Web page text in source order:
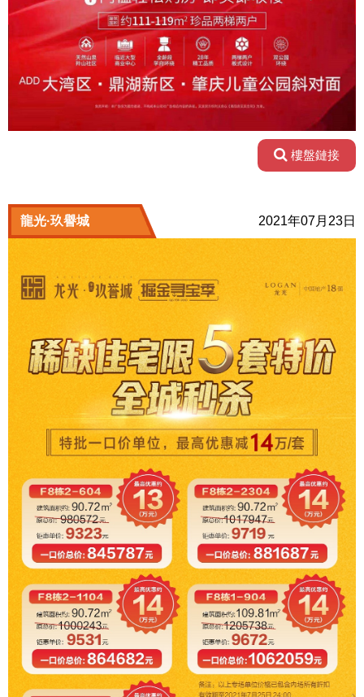
樓盤鏈接
2021年07月23日
龍光·玖譽城